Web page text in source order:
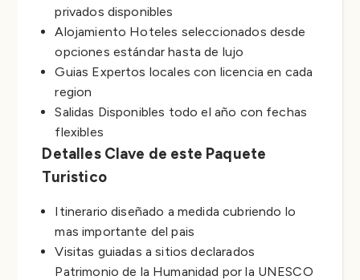
privados disponibles
Alojamiento Hoteles seleccionados desde
opciones estándar hasta de lujo
Guias Expertos locales con licencia en cada
region
Salidas Disponibles todo el año con fechas
flexibles
Detalles Clave de este Paquete
Turistico
Itinerario diseñado a medida cubriendo lo
mas importante del pais
Visitas guiadas a sitios declarados
Patrimonio de la Humanidad por la UNESCO